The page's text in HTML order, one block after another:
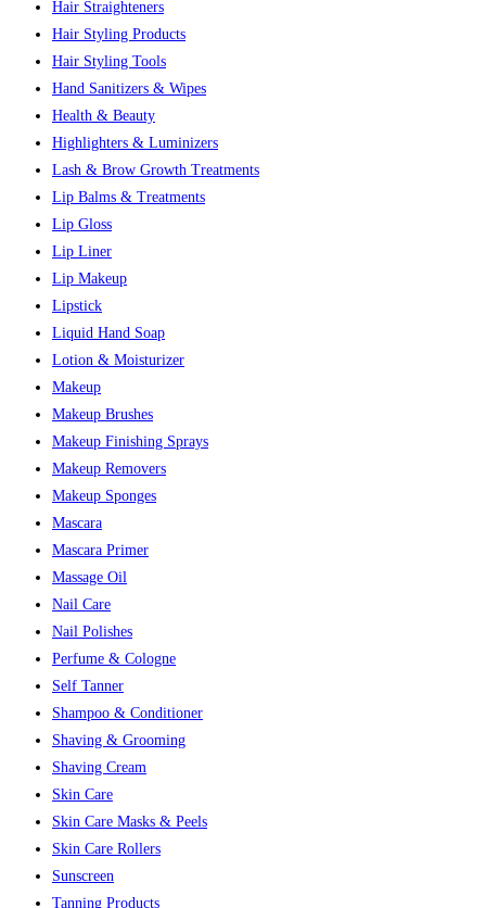
Hair Straighteners
Hair Styling Products
Hair Styling Tools
Hand Sanitizers & Wipes
Health & Beauty
Highlighters & Luminizers
Lash & Brow Growth Treatments
Lip Balms & Treatments
Lip Gloss
Lip Liner
Lip Makeup
Lipstick
Liquid Hand Soap
Lotion & Moisturizer
Makeup
Makeup Brushes
Makeup Finishing Sprays
Makeup Removers
Makeup Sponges
Mascara
Mascara Primer
Massage Oil
Nail Care
Nail Polishes
Perfume & Cologne
Self Tanner
Shampoo & Conditioner
Shaving & Grooming
Shaving Cream
Skin Care
Skin Care Masks & Peels
Skin Care Rollers
Sunscreen
Tanning Products